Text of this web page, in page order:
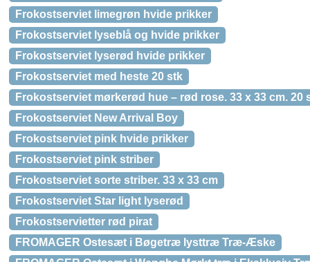
Frokostserviet limegrøn hvide prikker
Frokostserviet lyseblå og hvide prikker
Frokostserviet lyserød hvide prikker
Frokostserviet med heste 20 stk
Frokostserviet mørkerød hue – rød rose. 33 x 33 cm. 20
Frokostserviet New Arrival Boy
Frokostserviet pink hvide prikker
Frokostserviet pink striber
Frokostserviet sorte striber. 33 x 33 cm
Frokostserviet Star light lyserød
Frokostservietter rød pirat
FROMAGER Ostesæt i Bøgetræ lysttræ Træ-Æske